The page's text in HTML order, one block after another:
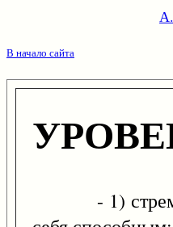
В начало сайта
- 1)